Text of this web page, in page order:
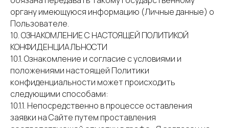
органу имеющуюся информацию (Личные данные) о
Пользователе.
10. ОЗНАКОМЛЕНИЕ С НАСТОЯЩЕЙ ПОЛИТИКОЙ
КОНФИДЕНЦИАЛЬНОСТИ
10.1. Ознакомление и согласие с условиями и
положениями настоящей Политики
конфиденциальности может происходить
следующими способами:
10.1.1. Непосредственно в процессе оставления
заявки на Сайте путем проставления